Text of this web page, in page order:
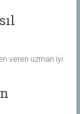
veren uzman iyi